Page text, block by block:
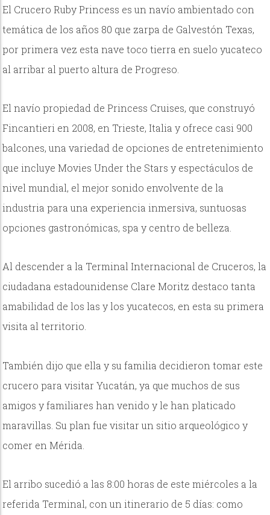
El Crucero Ruby Princess es un navío ambientado con
temática de los años 80 que zarpa de Galvestón Texas,
por primera vez esta nave toco tierra en suelo yucateco
al arribar al puerto altura de Progreso.
El navío propiedad de Princess Cruises, que construyó
Fincantieri en 2008, en Trieste, Italia y ofrece casi 900
balcones, una variedad de opciones de entretenimiento
que incluye Movies Under the Stars y espectáculos de
nivel mundial, el mejor sonido envolvente de la
industria para una experiencia inmersiva, suntuosas
opciones gastronómicas, spa y centro de belleza.
Al descender a la Terminal Internacional de Cruceros, la
ciudadana estadounidense Clare Moritz destaco tanta
amabilidad de los las y los yucatecos, en esta su primera
visita al territorio.
También dijo que ella y su familia decidieron tomar este
crucero para visitar Yucatán, ya que muchos de sus
amigos y familiares han venido y le han platicado
maravillas. Su plan fue visitar un sitio arqueológico y
comer en Mérida.
El arribo sucedió a las 8:00 horas de este miércoles a la
referida Terminal, con un itinerario de 5 días: como